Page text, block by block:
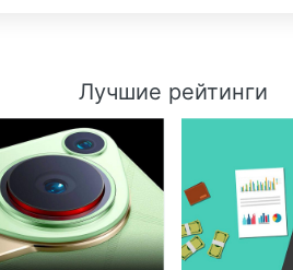
Лучшие рейтинги